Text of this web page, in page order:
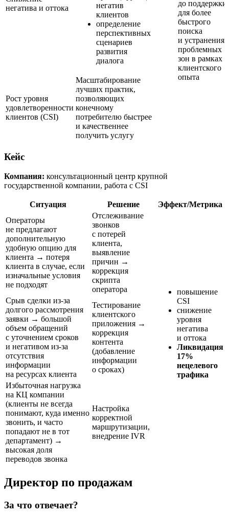
до поддержки
для более
быстрого
поиска
и устранения
проблемных
зон в рамках
клиентского
опыта
негатива и оттока
негатив
клиентов
определение
перспективных
сценариев
развития
диалога
Рост уровня
удовлетворенности
клиентов (CSI)
Масштабирование
лучших практик,
позволяющих
конечному
потребителю быстрее
и качественнее
получить услугу
Кейс
Компания: консультационный центр крупной
государственной компании, работа с CSI
Ситуация Решение
Эффект/Метрика
Операторы
не предлагают
дополнительную
удобную опцию для
клиента → потеря
клиента в случае, если
изначальные условия
не подходят
Отслеживание
звонков
с потерей
клиента,
выявление
причин →
коррекция
скрипта
оператора
повышение
CSI
снижение
уровня
негатива
и оттока
Ликвидация
17%
нецелевого
трафика
Срыв сделки из-за
долгого рассмотрения
заявки → большой
объем обращений
с уточнением сроков
и негативом из-за
отсутствия
информации
на ресурсах клиента
Тестирование
клиентского
приложения →
коррекция
контента
(добавление
информации
о сроках)
Избыточная нагрузка
на КЦ компании
(клиенты не всегда
понимают, куда именно
звонить, и часто
попадают не в тот
департамент) →
высокая доля
переводов звонка
Настройка
корректной
маршрутизации,
внедрение IVR
Директор по продажам
За что отвечает?